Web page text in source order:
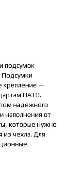
подсумок
Подсумки
крепление —
НАТО.
надежного
наполнения от
которые нужно
из чехла. Для